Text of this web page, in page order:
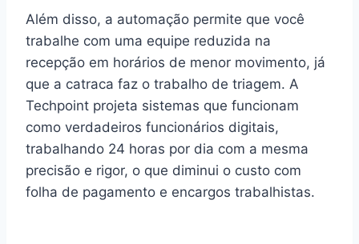
Além disso, a automação permite que você
trabalhe com uma equipe reduzida na
recepção em horários de menor movimento, já
que a catraca faz o trabalho de triagem. A
Techpoint projeta sistemas que funcionam
como verdadeiros funcionários digitais,
trabalhando 24 horas por dia com a mesma
precisão e rigor, o que diminui o custo com
folha de pagamento e encargos trabalhistas.